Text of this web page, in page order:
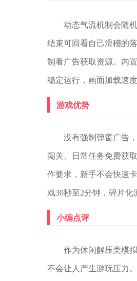
动态气流机制会随
结束可回看自己滑稽的
制看广告获取资源。内
稳定运行，画面加载速
游戏优势
没有强制弹窗广告
闯关、日常任务免费获
作要求，新手不会快速
戏30秒至2分钟，碎片化
小编点评
作为休闲解压类模
不会让人产生游玩压力